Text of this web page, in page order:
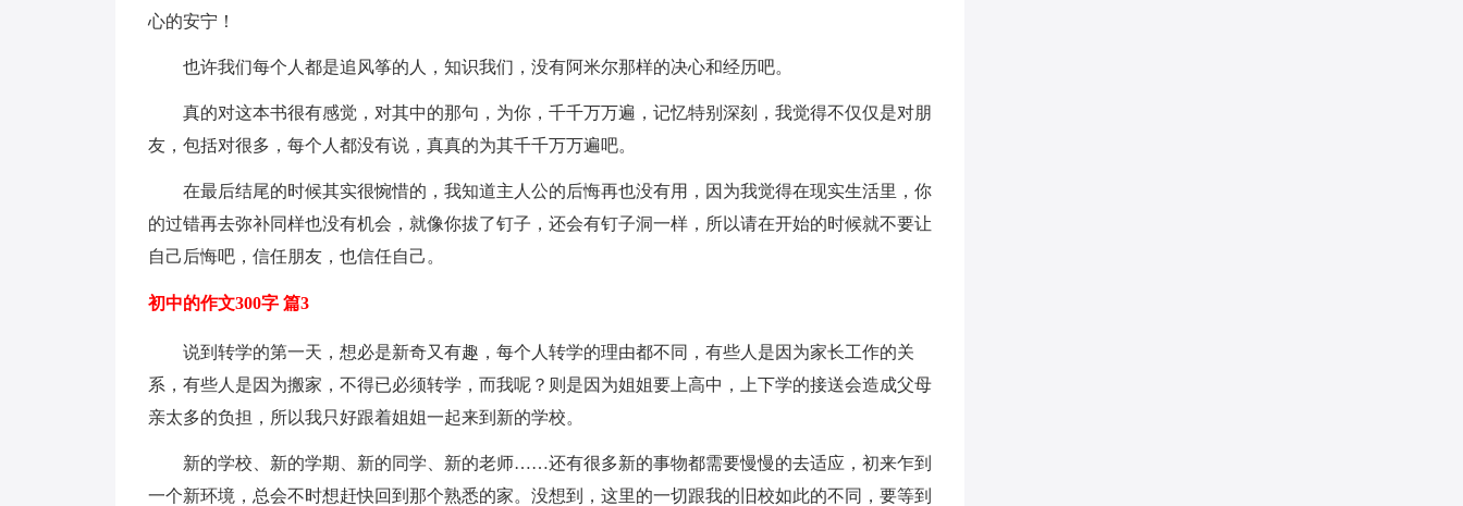
心的安宁！
也许我们每个人都是追风筝的人，知识我们，没有阿米尔那样的决心和经历吧。
真的对这本书很有感觉，对其中的那句，为你，千千万万遍，记忆特别深刻，我觉得不仅仅是对朋
友，包括对很多，每个人都没有说，真真的为其千千万万遍吧。
在最后结尾的时候其实很惋惜的，我知道主人公的后悔再也没有用，因为我觉得在现实生活里，你
的过错再去弥补同样也没有机会，就像你拔了钉子，还会有钉子洞一样，所以请在开始的时候就不要让
自己后悔吧，信任朋友，也信任自己。
初中的作文300字 篇3
说到转学的第一天，想必是新奇又有趣，每个人转学的理由都不同，有些人是因为家长工作的关
系，有些人是因为搬家，不得已必须转学，而我呢？则是因为姐姐要上高中，上下学的接送会造成父母
亲太多的负担，所以我只好跟着姐姐一起来到新的学校。
新的学校、新的学期、新的同学、新的老师……还有很多新的事物都需要慢慢的去适应，初来乍到
一个新环境，总会不时想赶快回到那个熟悉的家。没想到，这里的一切跟我的旧校如此的不同，要等到